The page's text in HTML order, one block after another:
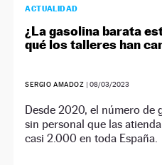
ACTUALIDAD
¿La gasolina barata
qué los talleres han
SERGIO AMADOZ | 08/03/2023
Desde 2020, el número de
sin personal que las
casi 2.000 en toda España.